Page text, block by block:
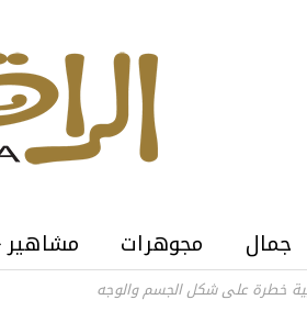
جمال مجوهرات مشاهير
خطرة على شكل الجسم والوجه